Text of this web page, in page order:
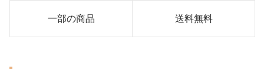
一部の商品 送料無料